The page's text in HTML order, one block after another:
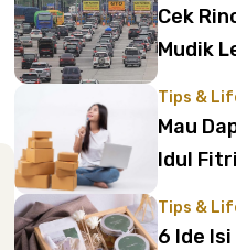
Cek
Mudik
Tips &
Mau
Idul
Tips &
6 Ide